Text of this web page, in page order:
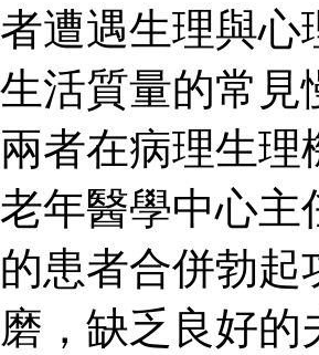
者遭遇生理與心
生活質量的常見
兩者在病理生理
老年醫學中心主
的患者合併勃起
磨，缺乏良好